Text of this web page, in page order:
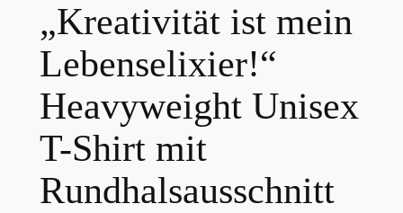
„Kreativität ist mein
Lebenselixier!“
Heavyweight Unisex
T-Shirt mit
Rundhalsausschnitt